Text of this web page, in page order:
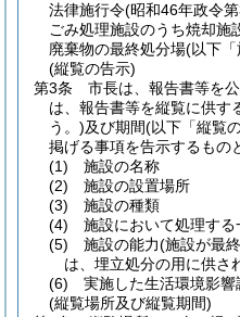
法律施行令(昭和46年政令
ごみ処理施設のうち焼却施
廃棄物の最終処分場(以下「
(縦覧の告示)
第3条
市長は、報告書等を
は、報告書等を縦覧に供す
う。)及び期間(以下「縦覧
掲げる事項を告示するもの
(1)
施設の名称
(2)
施設の設置場所
(3)
施設の種類
(4)
施設において処理す
(5)
施設の能力(施設が最
は、埋立処分の用に供さ
(6)
実施した生活環境影響
(縦覧場所及び縦覧期間)